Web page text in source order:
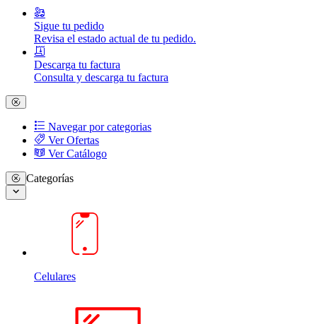
Sigue tu pedido
Revisa el estado actual de tu pedido.
Descarga tu factura
Consulta y descarga tu factura
Navegar por categorias
Ver Ofertas
Ver Catálogo
Categorías
Celulares